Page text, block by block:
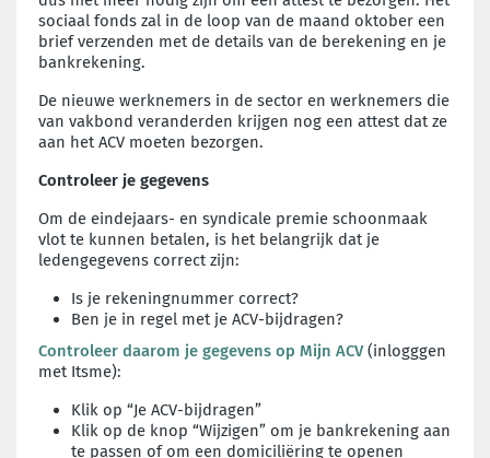
sociaal fonds zal in de loop van de maand oktober een
brief verzenden met de details van de berekening en je
bankrekening.
De nieuwe werknemers in de sector en werknemers die
van vakbond veranderden krijgen nog een attest dat ze
aan het ACV moeten bezorgen.
Controleer je gegevens
Om de eindejaars- en syndicale premie schoonmaak
vlot te kunnen betalen, is het belangrijk dat je
ledengegevens correct zijn:
Is je rekeningnummer correct?
Ben je in regel met je ACV-bijdragen?
Controleer daarom je gegevens op Mijn ACV(inlogggen
met Itsme):
Klik op “Je ACV-bijdragen”
Klik op de knop “Wijzigen” om je bankrekening aan
te passen of om een domiciliëring te openen